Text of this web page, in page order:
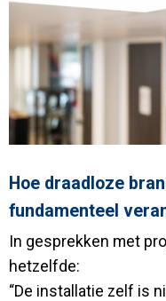
Hoe draadloze
fundamenteel
In gesprekken met
hetzelfde:
“De installatie zelf is